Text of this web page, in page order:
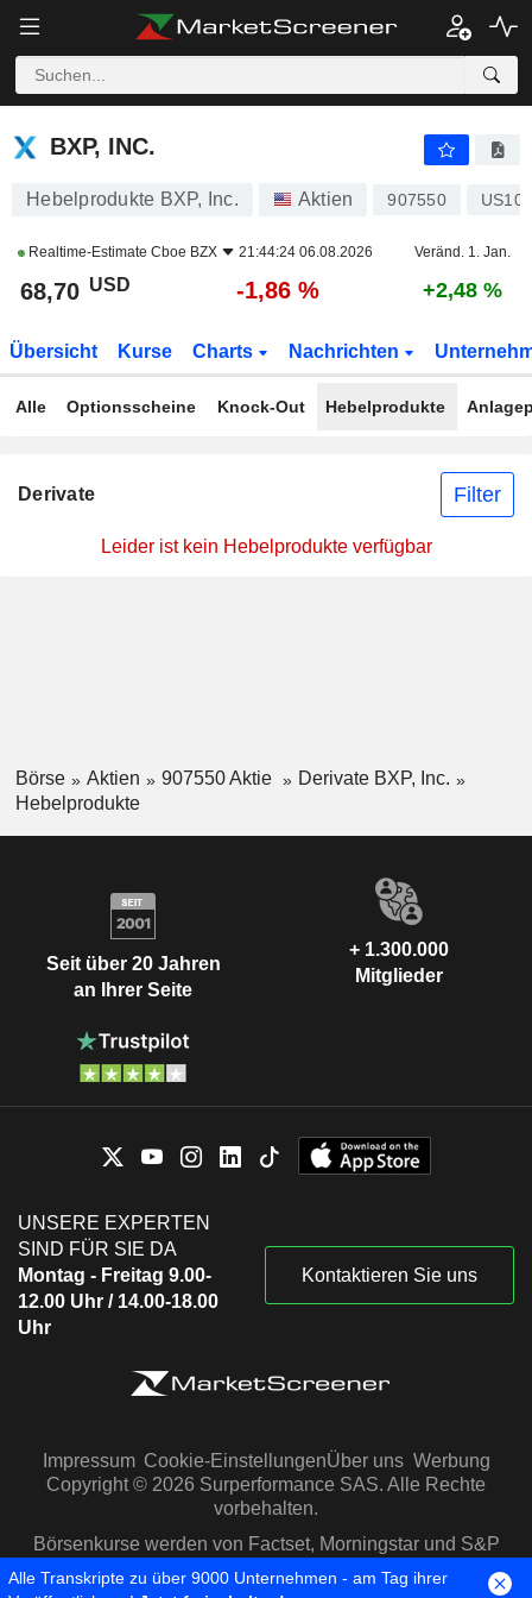
BXP, INC.
BXP, INC.
Hebelprodukte BXP, Inc. Aktien 907550
Realtime-Estimate Cboe BZX 21:44:24 06.08.2026 Veränd. 1. Jan.
68,70 USD -1,86 % +2,48 %
Übersicht Kurse Charts Nachrichten
Alle Optionsscheine Knock-Out Hebelprodukte
Derivate Filter
Leider ist kein Hebelprodukte verfügbar
Börse Aktien 907550 Aktie
Derivate BXP, Inc.
Hebelprodukte
Seit über 20 Jahren
an Ihrer Seite
+ 1.300.000
Mitglieder
UNSERE EXPERTEN
SIND FÜR SIE DA
Montag - Freitag 9.00-
12.00 Uhr / 14.00-18.00
Uhr
Kontaktieren Sie uns
Impressum Cookie-EinstellungenÜber uns Werbung
Copyright © 2026 Surperformance SAS. Alle Rechte
vorbehalten.
Börsenkurse werden von Factset, Morningstar und S&P
Capital IQ zur Verfügung gestellt
Alle Transkripte zu über 9000 Unternehmen - am Tag ihrer